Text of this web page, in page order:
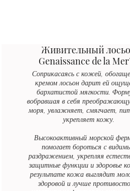
Живительный
Genaissance de la
Соприкасаясь с кожей,
кремом лосьон дарит ей
бархатистой мягкости.
вобравшая в себя
моря, увлажняет, смягчает,
укрепляет кожу.
Высокоактивный морской
помогает бороться с
раздражением, укрепляя
защитные функции и здоровье
результате кожа выглядит
здоровой и лучше